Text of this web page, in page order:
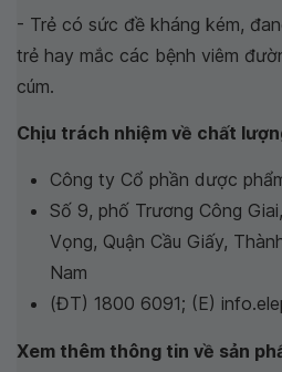
- Trẻ có sức đề kháng kém,
trẻ hay mắc các bệnh viêm
cúm.
Chịu trách nhiệm về chất
Công ty Cổ phần dược
Số 9, phố Trương Công
Vọng, Quận Cầu Giấy,
Nam
(ĐT) 1800 6091; (E)
Xem thêm thông tin về sản